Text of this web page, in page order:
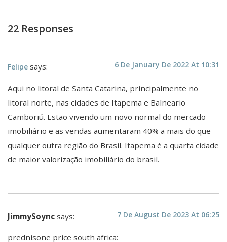
22 Responses
Felipe says: 6 De January De 2022 At 10:31
Aqui no litoral de Santa Catarina, principalmente no
litoral norte, nas cidades de Itapema e Balneario
Camboriú. Estão vivendo um novo normal do mercado
imobiliário e as vendas aumentaram 40% a mais do que
qualquer outra região do Brasil. Itapema é a quarta cidade
de maior valorização imobiliário do brasil.
JimmySoync says: 7 De August De 2023 At 06:25
prednisone price south africa: